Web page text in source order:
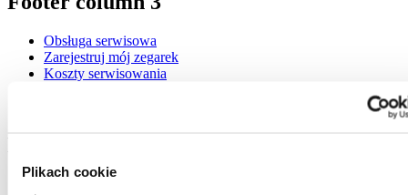
Plikach cookie
Obsługa serwisowa
Zarejestruj mój zegarek
Koszty serwisowania